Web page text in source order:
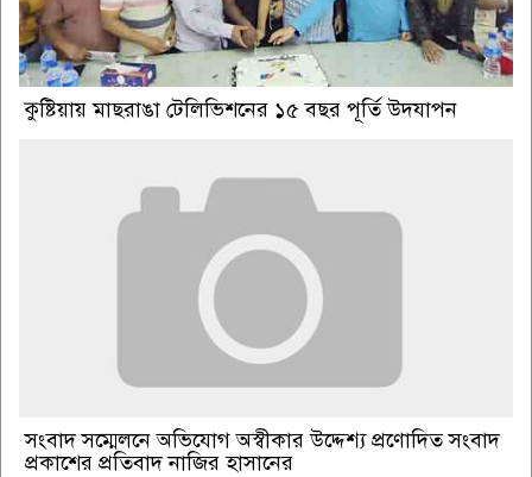
কুষ্টিয়ায় মাছরাঙা টেলিভিশনের ১৫ বছর পূর্তি উদযাপন
সংবাদ সম্মেলনে অভিযোগ অস্বীকার উদ্দেশ্য প্রণোদিত সংবাদ
প্রকাশের প্রতিবাদ নাজির হাসানের